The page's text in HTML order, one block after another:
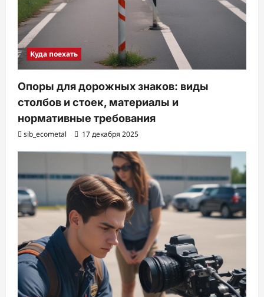
Куда поехать
Опоры для дорожных знаков: виды
столбов и стоек, материалы и
нормативные требования
sib_ecometal 17 декабря 2025